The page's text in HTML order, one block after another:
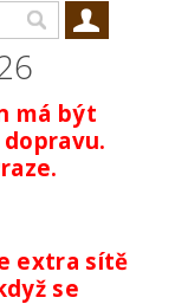
má být
extra sítě
se